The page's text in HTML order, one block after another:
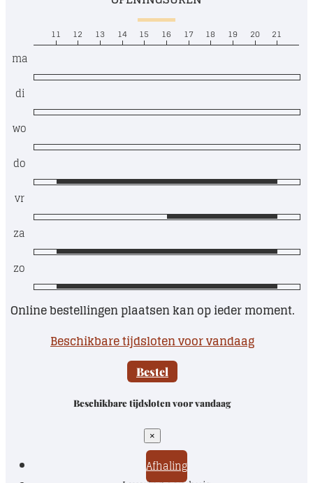
11 12 13 14 15 16 17 18 19 20 21
ma
di
wo
do
vr
za
zo
Online bestellingen plaatsen kan op ieder moment.
Beschikbare tijdsloten voor vandaag
Bestel
Beschikbare tijdsloten voor vandaag
×
Afhaling